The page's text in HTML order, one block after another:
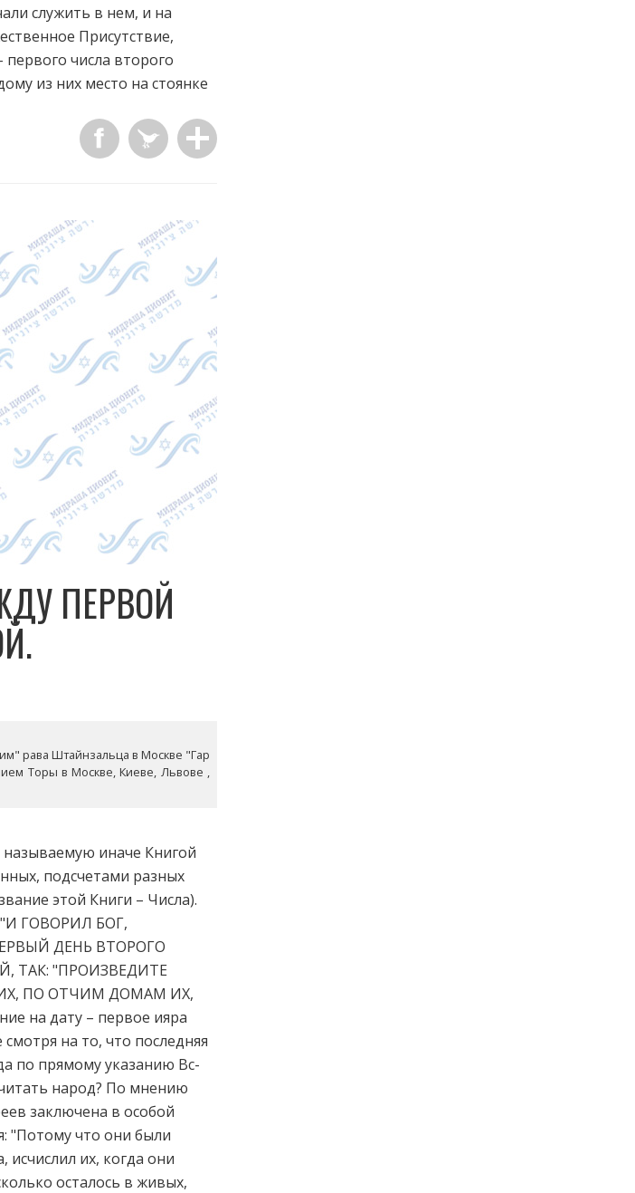
служить в нем, и на
Присутствие,
первого числа второго
из них место на стоянке
ПЕРВОЙ
рава Штайнзальца в Москве "Гар
Торы в Москве, Киеве, Львове ,
иначе Книгой
подсчетами разных
этой Книги – Числа).
"И ГОВОРИЛ БОГ,
ДЕНЬ ВТОРОГО
ТАК: "ПРОИЗВЕДИТЕ
ПО ОТЧИМ ДОМАМ ИХ,
на дату – первое ияра
на то, что последняя
по прямому указанию Вс-
народ? По мнению
заключена в особой
"Потому что они были
их, когда они
осталось в живых,